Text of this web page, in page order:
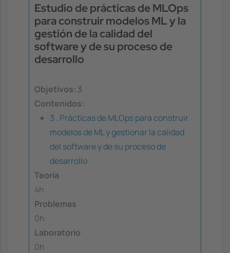
Estudio de prácticas de MLOps
para construir modelos ML y la
gestión de la calidad del
software y de su proceso de
desarrollo
Objetivos: 3
Contenidos:
3 . Prácticas de MLOps para construir
modelos de ML y gestionar la calidad
del software y de su proceso de
desarrollo
Teoría
4h
Problemas
0h
Laboratorio
0h